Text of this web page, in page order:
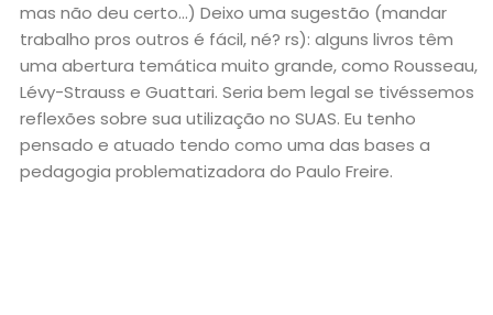
mas não deu certo…) Deixo uma sugestão (mandar
trabalho pros outros é fácil, né? rs): alguns livros têm
uma abertura temática muito grande, como Rousseau,
Lévy-Strauss e Guattari. Seria bem legal se tivéssemos
reflexões sobre sua utilização no SUAS. Eu tenho
pensado e atuado tendo como uma das bases a
pedagogia problematizadora do Paulo Freire.